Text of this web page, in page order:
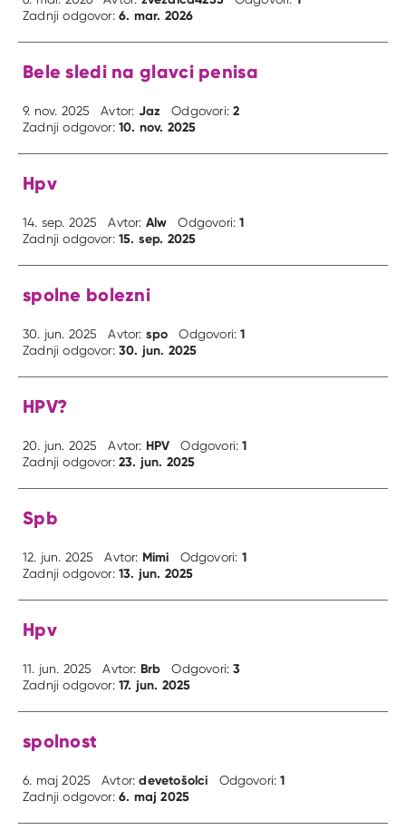
Zadnji odgovor:6. mar. 2026
Bele sledi na glavci penisa
9. nov. 2025 Avtor: Jaz Odgovori:2
Zadnji odgovor:10. nov. 2025
Hpv
14. sep. 2025 Avtor: Alw Odgovori:1
Zadnji odgovor:15. sep. 2025
spolne bolezni
30. jun. 2025 Avtor: spo Odgovori:1
Zadnji odgovor:30. jun. 2025
HPV?
20. jun. 2025 Avtor: HPV Odgovori:1
Zadnji odgovor:23. jun. 2025
Spb
12. jun. 2025 Avtor: Mimi Odgovori: 1
Zadnji odgovor:13. jun. 2025
Hpv
11. jun. 2025 Avtor: Brb Odgovori:3
Zadnji odgovor:17. jun. 2025
spolnost
6. maj 2025 Avtor:devetošolci Odgovori:1
Zadnji odgovor:6. maj 2025